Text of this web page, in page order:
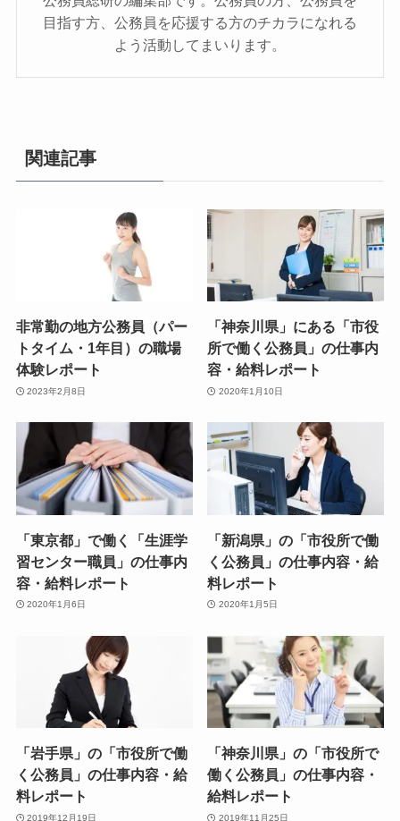
目指す方、公務員を応援する方のチカラになれる
よう活動してまいります。
関連記事
非常勤の地方公務員（パー
トタイム・1年目）の職場
体験レポート
2023年2月8日
「神奈川県」にある「市役
所で働く公務員」の仕事内
容・給料レポート
2020年1月10日
「東京都」で働く「生涯学
習センター職員」の仕事内
容・給料レポート
2020年1月6日
「新潟県」の「市役所で働
く公務員」の仕事内容・給
料レポート
2020年1月5日
「岩手県」の「市役所で働
く公務員」の仕事内容・給
料レポート
2019年12月19日
「神奈川県」の「市役所で
働く公務員」の仕事内容・
給料レポート
2019年11月25日